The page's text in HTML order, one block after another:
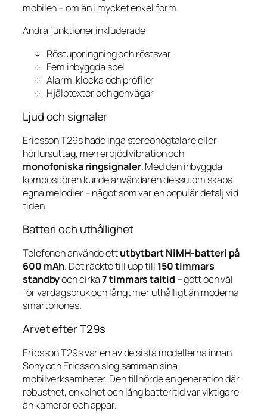
mobilen – om än i mycket enkel form.
Andra funktioner inkluderade:
Röstuppringning och röstsvar
Fem inbyggda spel
Alarm, klocka och profiler
Hjälptexter och genvägar
Ljud och signaler
Ericsson T29s hade inga stereohögtalare eller
hörlursuttag, men erbjöd vibration och
monofoniska ringsignaler. Med den inbyggda
kompositören kunde användaren dessutom skapa
egna melodier – något som var en populär detalj vid
tiden.
Batteri och uthållighet
Telefonen använde ettutbytbart NiMH-batteri på
600 mAh. Det räckte till upp till 150 timmars
standbyoch cirka7 timmars taltid – gott och väl
för vardagsbruk och långt mer uthålligt än moderna
smartphones.
Arvet efter T29s
Ericsson T29s var en av de sista modellerna innan
Sony och Ericsson slog samman sina
mobilverksamheter. Den tillhörde en generation där
robusthet, enkelhet och lång batteritid var viktigare
än kameror och appar.